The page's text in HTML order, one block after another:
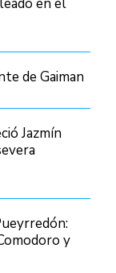
de Gaiman
Jazmín
y